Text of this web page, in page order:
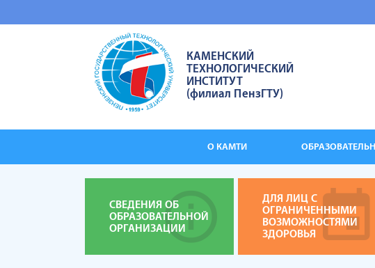
КАМЕНСКИЙ
ТЕХНОЛОГИЧЕСКИЙ
ИНСТИТУТ
(филиал ПензГТУ)
О КАМТИ
СВЕДЕНИЯ ОБ
ОБРАЗОВАТЕЛЬНОЙ
ОРГАНИЗАЦИИ
ДЛЯ ЛИЦ С
ОГРАНИЧЕННЫМИ
ВОЗМОЖНОСТЯМИ
ЗДОРОВЬЯ